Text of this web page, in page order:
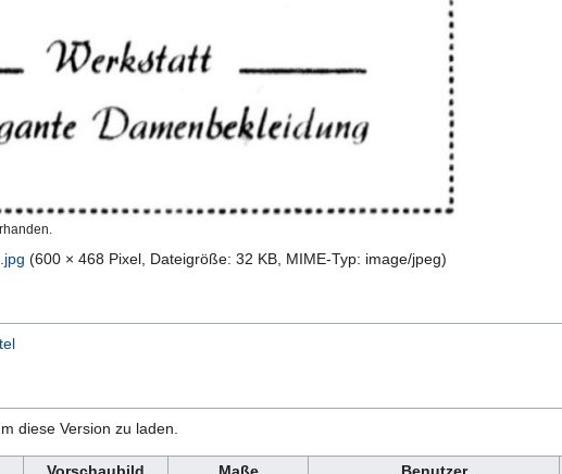
(600 × 468 Pixel, Dateigröße: 32 KB, MIME-Typ: image/jpeg)
diese Version zu laden.